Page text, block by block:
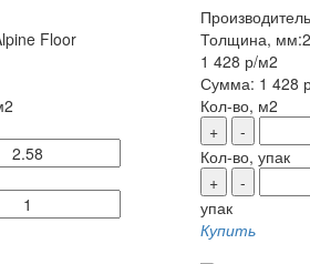
Floor
Толщина, мм:2
1 428 р/м2
Сумма: 1 428
Кол-во, м2
+
-
Кол-во, упак
+
-
упак
Купить